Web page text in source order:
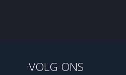
VOLG ONS